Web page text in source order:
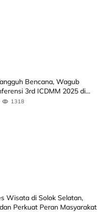
Bencana, Wagub
3rd ICDMM 2025 di
1318
Wisata di Solok Selatan,
Perkuat Peran Masyarakat